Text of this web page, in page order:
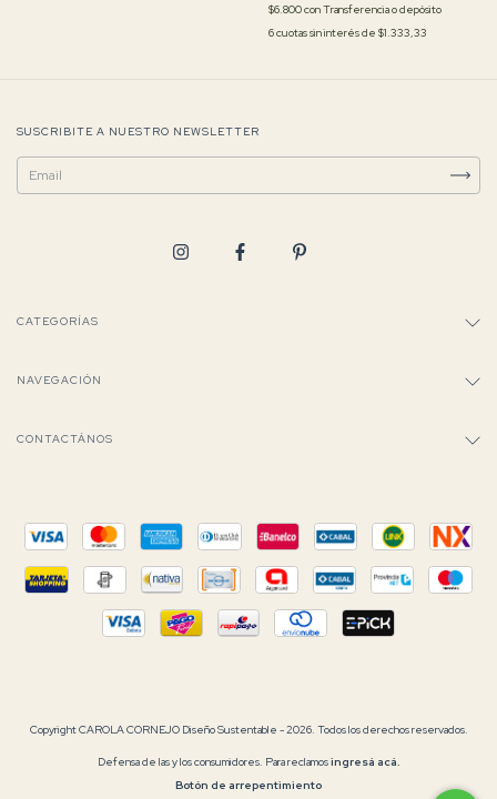
$6.800conTransferencia o depósito
6cuotas sin interés de $1.333,33
SUSCRIBITE A NUESTRO NEWSLETTER
CATEGORÍAS
NAVEGACIÓN
CONTACTÁNOS
Copyright CAROLA CORNEJO Diseño Sustentable - 2026. Todos los derechos reservados.
Defensa de las y los consumidores. Para reclamosingresá acá.
Botón de arrepentimiento